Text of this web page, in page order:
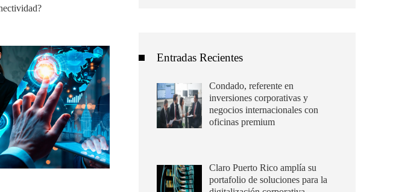
Entradas Recientes
Condado, referente en
inversiones corporativas y
negocios internacionales con
oficinas premium
Claro Puerto Rico amplía su
portafolio de soluciones para la